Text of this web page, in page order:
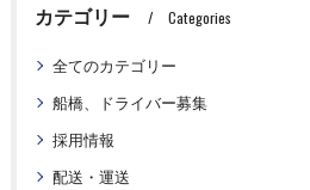
カテゴリー Categories
全てのカテゴリー
船橋、ドライバー募集
採用情報
配送・運送